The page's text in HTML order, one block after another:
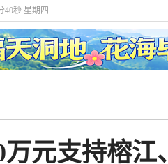
41秒 星期四
元支持榕